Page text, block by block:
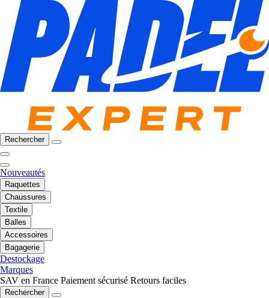
Rechercher
Nouveautés
Raquettes
Chaussures
Textile
Balles
Accessoires
Bagagerie
Destockage
Marques
SAV en France Paiement sécurisé Retours faciles
Rechercher